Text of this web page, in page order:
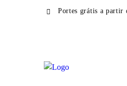
Portes grátis a partir